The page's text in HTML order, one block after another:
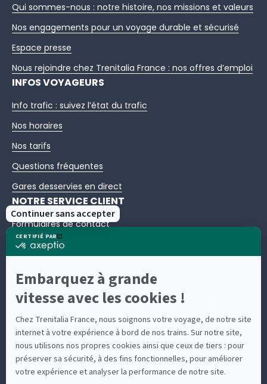
Qui sommes-nous : notre histoire, nos missions et valeurs
Nos engagements pour un voyage durable et sécurisé
Espace presse
Nous rejoindre chez Trenitalia France : nos offres d’emploi
INFOS VOYAGEURS
Info trafic : suivez l’état du trafic
Nos horaires
Nos tarifs
Questions fréquentes
Gares desservies en direct
NOTRE SERVICE CLIENT
Formulaires de contact
Échanges et remboursements
Questions fréquentes
Nous contacter – Service client Trenitalia France
Suivez-nous